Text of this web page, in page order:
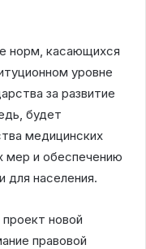
норм, касающихся
уровне
за развитие
будет
медицинских
мер и обеспечению
для населения.
новой
правовой